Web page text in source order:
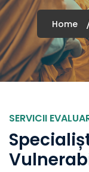
Home
SERVICII